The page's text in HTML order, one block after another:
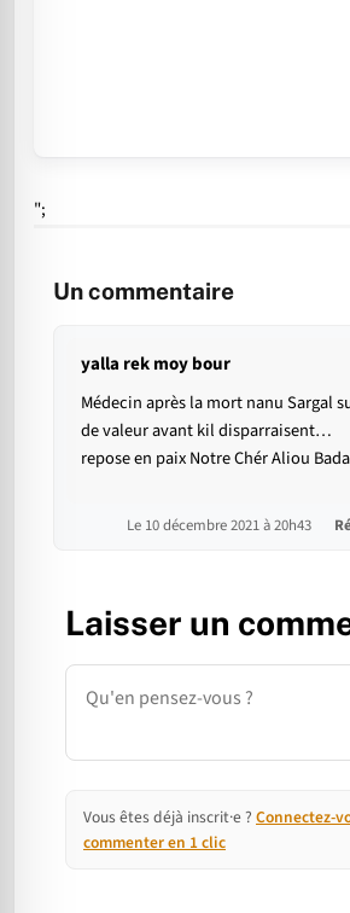
";
Un commentaire
yalla rek moy bour
Médecin après la mort nanu Sargal
de valeur avant kil disparraisent…
repose en paix Notre Chér Aliou
Le 10 décembre 2021 à 20h43
Laisser un
Commentaire
Vous êtes déjà inscrit·e ? Connectez-
commenter en 1 clic